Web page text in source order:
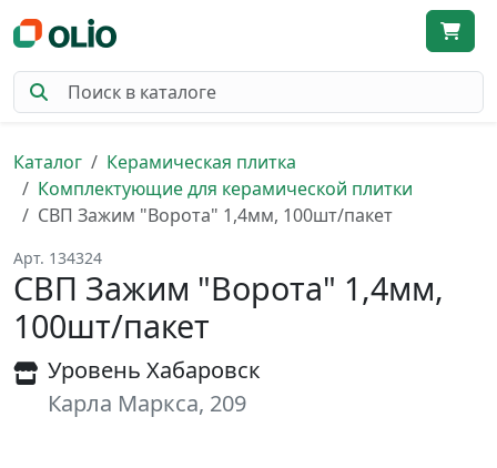
Каталог
Керамическая плитка
Комплектующие для керамической плитки
СВП Зажим "Ворота" 1,4мм, 100шт/пакет
Арт. 134324
СВП Зажим "Ворота" 1,4мм,
100шт/пакет
Уровень Хабаровск
Карла Маркса, 209